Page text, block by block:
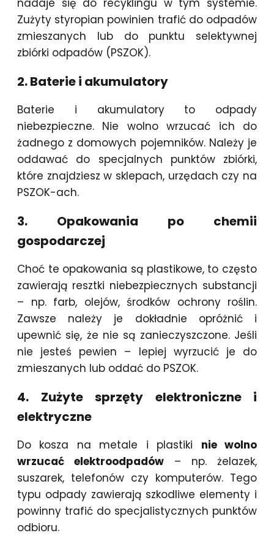
nadaje się do recyklingu w tym systemie.
Zużyty styropian powinien trafić do odpadów
zmieszanych lub do punktu selektywnej
zbiórki odpadów (PSZOK).
2. Baterie i akumulatory
Baterie i akumulatory to odpady
niebezpieczne. Nie wolno wrzucać ich do
żadnego z domowych pojemników. Należy je
oddawać do specjalnych punktów zbiórki,
które znajdziesz w sklepach, urzędach czy na
PSZOK-ach.
3. Opakowania po chemii
gospodarczej
Choć te opakowania są plastikowe, to często
zawierają resztki niebezpiecznych substancji
– np. farb, olejów, środków ochrony roślin.
Zawsze należy je dokładnie opróżnić i
upewnić się, że nie są zanieczyszczone. Jeśli
nie jesteś pewien – lepiej wyrzucić je do
zmieszanych lub oddać do PSZOK.
4. Zużyte sprzęty elektroniczne i
elektryczne
Do kosza na metale i plastiki nie wolno
wrzucać elektroodpadów – np. żelazek,
suszarek, telefonów czy komputerów. Tego
typu odpady zawierają szkodliwe elementy i
powinny trafić do specjalistycznych punktów
odbioru.